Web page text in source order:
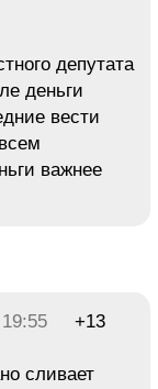
депутата
деньги
вести
важнее
+13
сливает